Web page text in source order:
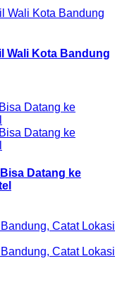
Wali Kota Bandung
Datang ke